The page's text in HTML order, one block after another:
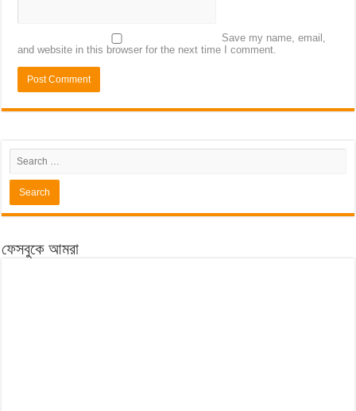
Save my name, email,
and website in this browser for the next time I comment.
ফেসবুকে আমরা